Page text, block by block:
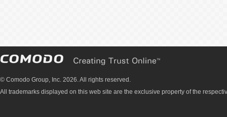
© Comodo Group, Inc. 2026. All rights reserved.
All trademarks displayed on this web site are the exclusive property of the